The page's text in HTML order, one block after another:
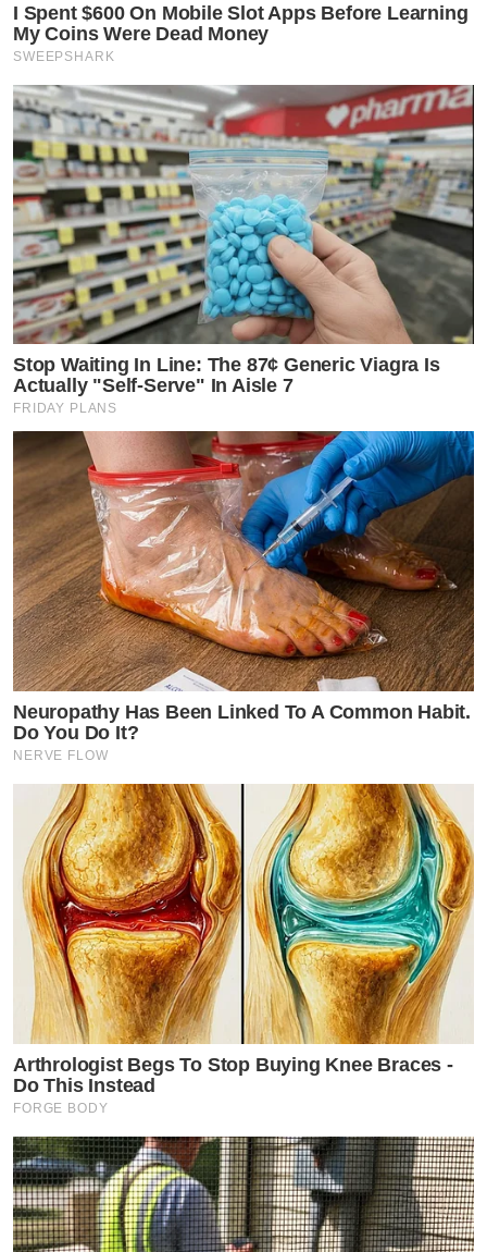
I Spent $600 On Mobile Slot Apps Before Learning
My Coins Were Dead Money
SWEEPSHARK
Stop Waiting In Line: The 87¢ Generic Viagra Is
Actually "Self-Serve" In Aisle 7
FRIDAY PLANS
Neuropathy Has Been Linked To A Common Habit.
Do You Do It?
NERVE FLOW
Arthrologist Begs To Stop Buying Knee Braces -
Do This Instead
FORGE BODY